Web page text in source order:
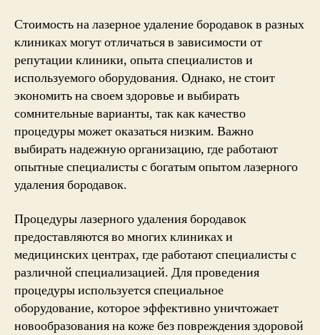
Стоимость на лазерное удаление бородавок в разных
клиниках могут отличаться в зависимости от
репутации клиники, опыта специалистов и
используемого оборудования. Однако, не стоит
экономить на своем здоровье и выбирать
сомнительные варианты, так как качество
процедуры может оказаться низким. Важно
выбирать надежную организацию, где работают
опытные специалисты с богатым опытом лазерного
удаления бородавок.
Процедуры лазерного удаления бородавок
предоставляются во многих клиниках и
медицинских центрах, где работают специалисты с
различной специализацией. Для проведения
процедуры используется специальное
оборудование, которое эффективно уничтожает
новообразования на коже без повреждения здоровой